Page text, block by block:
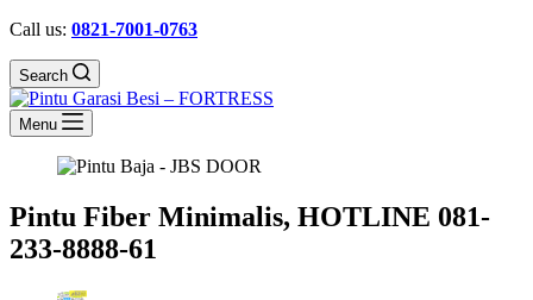
Call us: 0821-7001-0763
Search
Menu
Pintu Fiber Minimalis, HOTLINE 081-
233-8888-61